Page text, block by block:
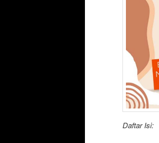
Daftar Isi: